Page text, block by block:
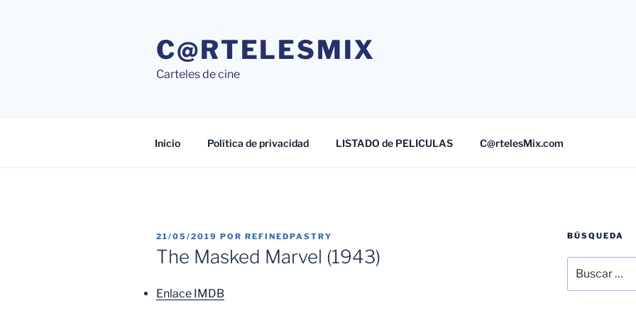
C@RTELESMIX
Carteles de cine
Inicio Política de privacidad LISTADO de PELICULAS C@rtelesMix.com
PUBLICADO
EL
21/05/2019 POR REFINEDPASTRY
The Masked Marvel (1943)
Enlace IMDB
BÚSQUEDA
por: